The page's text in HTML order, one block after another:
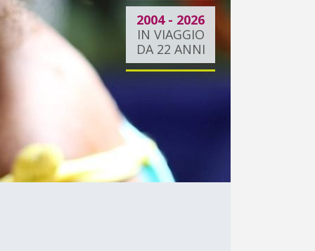
2004 - 2026
IN VIAGGIO
DA 22 ANNI